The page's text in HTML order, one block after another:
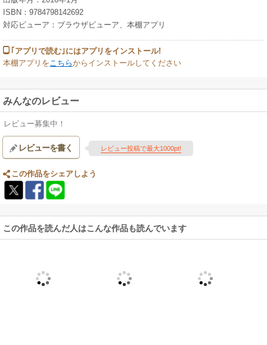
ISBN：9784798142692
対応ビューア：ブラウザビューア、本棚アプリ
｢アプリで読む｣にはアプリをインストール!
本棚アプリを こちらからインストールしてください
みんなのレビュー
レビュー募集中！
レビューを書く レビュー投稿で最大1000pt!
この作品をシェアしよう
この作品を読んだ人はこんな作品も読んでいます